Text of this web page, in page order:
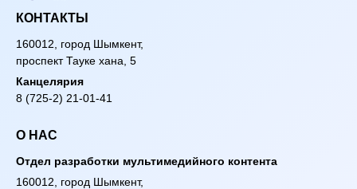
КОНТАКТЫ
160012, город Шымкент,
проспект Тауке хана, 5
Канцелярия
8 (725-2) 21-01-41
О НАС
Отдел разработки мультимедийного контента
160012, город Шымкент,